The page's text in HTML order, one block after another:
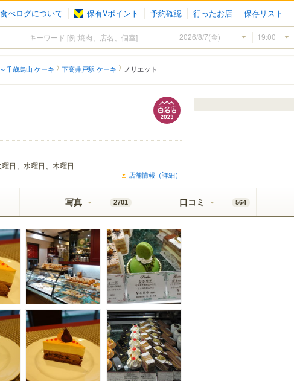
食べログについて 保有Vポイント 予約確認 行ったお店 保存リスト
千歳烏山 ケーキ 下高井戸駅 ケーキ ノリエット
曜日、水曜日、木曜日
店舗情報（詳細）
写真 2701 口コミ 564